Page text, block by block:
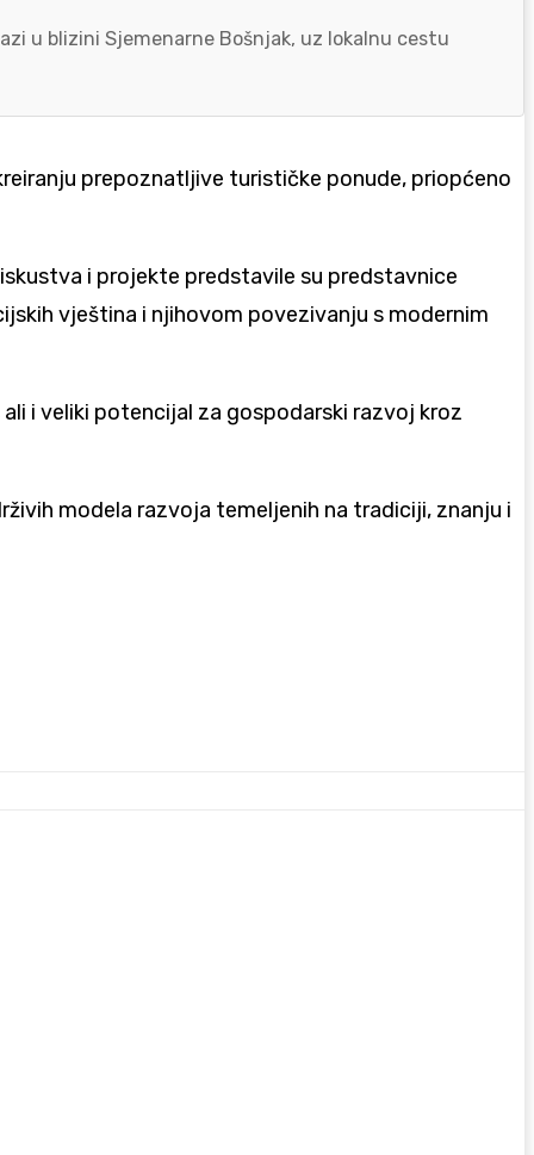
u blizini Sjemenarne Bošnjak, uz lokalnu cestu
prepoznatljive turističke ponude, priopćeno
i projekte predstavile su predstavnice
vještina i njihovom povezivanju s modernim
i veliki potencijal za gospodarski razvoj kroz
modela razvoja temeljenih na tradiciji, znanju i